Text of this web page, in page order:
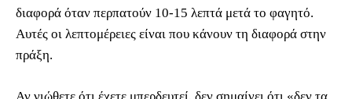
διαφορά όταν περπατούν 10-15 λεπτά μετά το φαγητό.
Αυτές οι λεπτομέρειες είναι που κάνουν τη διαφορά στην
πράξη.